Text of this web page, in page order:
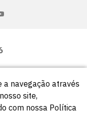
a navegação através
site,
com nossa Política